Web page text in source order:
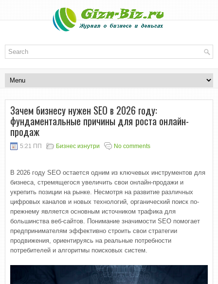
Зачем бизнесу нужен SEO в 2026 году:
фундаментальные причины для роста онлайн-
продаж
5:21 ПП Бизнес изнутри No comments
В 2026 году SEO остается одним из ключевых инструментов для
бизнеса, стремящегося увеличить свои онлайн-продажи и
укрепить позиции на рынке. Несмотря на развитие различных
цифровых каналов и новых технологий, органический поиск по-
прежнему является основным источником трафика для
большинства веб-сайтов. Понимание значимости SEO помогает
предпринимателям эффективно строить свои стратегии
продвижения, ориентируясь на реальные потребности
потребителей и алгоритмы поисковых систем.